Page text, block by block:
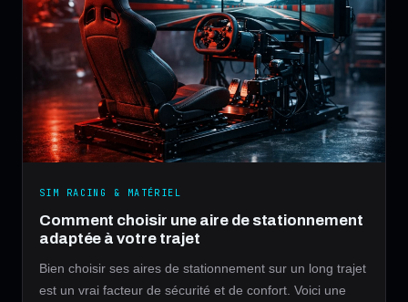
SIM RACING & MATÉRIEL
Comment choisir une aire de stationnement
adaptée à votre trajet
Bien choisir ses aires de stationnement sur un long trajet
est un vrai facteur de sécurité et de confort. Voici une